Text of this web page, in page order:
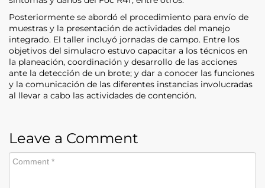
Posteriormente se abordó el procedimiento para envío de
muestras y la presentación de actividades del manejo
integrado. El taller incluyó jornadas de campo. Entre los
objetivos del simulacro estuvo capacitar a los técnicos en
la planeación, coordinación y desarrollo de las acciones
ante la detección de un brote; y dar a conocer las funciones
y la comunicación de las diferentes instancias involucradas
al llevar a cabo las actividades de contención.
Leave a Comment